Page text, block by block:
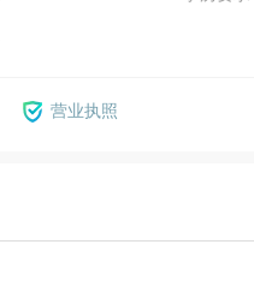
营业执照